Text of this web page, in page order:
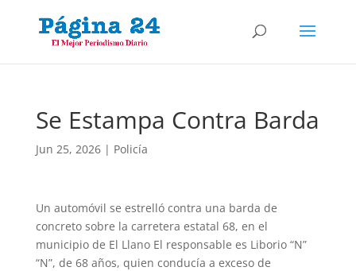
Se Estampa Contra Barda
Jun 25, 2026| Policía
Un automóvil se estrelló contra una barda de
concreto sobre la carretera estatal 68, en el
municipio de El Llano El responsable es Liborio “N”
“N”, de 68 años, quien conducía a exceso de